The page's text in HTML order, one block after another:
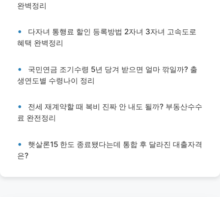
완벽정리
다자녀 통행료 할인 등록방법 2자녀 3자녀 고속도로
혜택 완벽정리
국민연금 조기수령 5년 당겨 받으면 얼마 깎일까? 출
생연도별 수령나이 정리
전세 재계약할 때 복비 진짜 안 내도 될까? 부동산수수
료 완전정리
햇살론15 한도 종료됐다는데 통합 후 달라진 대출자격
은?